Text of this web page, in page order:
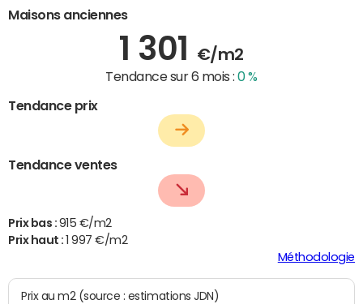
Maisons anciennes
1 301 €/m2
Tendance sur 6 mois :0 %
Tendance prix
Tendance ventes
Prix bas : 915 €/m2
Prix haut :
1 997 €/m2
Méthodologie
Prix au m2 (source : estimations JDN)